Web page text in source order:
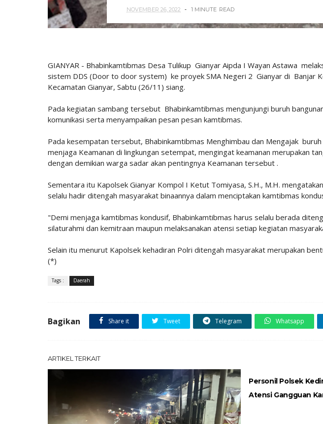
NOVEMBER 26, 2022 1 MINUTE READ
GIANYAR - Bhabinkamtibmas Desa Tulikup Gianyar Aipda I Wayan Astawa
sistem DDS (Door to door system) ke proyek SMA Negeri 2 Gianyar di Banjar
Kecamatan Gianyar, Sabtu (26/11) siang.
Pada kegiatan sambang tersebut Bhabinkamtibmas mengunjungi buruh
komunikasi serta menyampaikan pesan pesan kamtibmas.
Pada kesempatan tersebut, Bhabinkamtibmas Menghimbau dan Mengajak
menjaga Keamanan di lingkungan setempat, mengingat keamanan merupakan
dengan demikian warga sadar akan pentingnya Keamanan tersebut .
Sementara itu Kapolsek Gianyar Kompol I Ketut Tomiyasa, S.H., M.H.
selalu hadir ditengah masyarakat binaannya dalam menciptakan kamtibmas
"Demi menjaga kamtibmas kondusif, Bhabinkamtibmas harus selalu berada
silaturahmi dan kemitraan maupun melaksanakan atensi setiap kegiatan
Selain itu menurut Kapolsek kehadiran Polri ditengah masyarakat merupakan
(*)
Tags : Daerah
Bagikan Share it Tweet Telegram Whatsapp
ARTIKEL TERKAIT
Personil Polsek
Atensi Gangguan